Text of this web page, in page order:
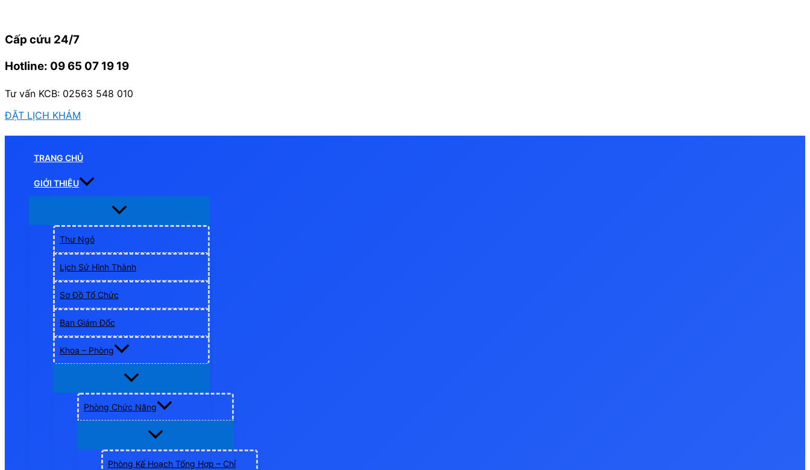
nội
Cấp cứu 24/7
Hotline: 09 65 07 19 19
Tư vấn KCB: 02563 548 010
ĐẶT LỊCH KHÁM
TRANG CHỦ
GIỚI THIỆU
Thư Ngỏ
Lịch Sử Hình Thành
Sơ Đồ Tổ Chức
Ban Giám Đốc
Khoa – Phòng
Phòng Chức Năng
Phòng Kế Hoạch Tổng Hợp – Chỉ